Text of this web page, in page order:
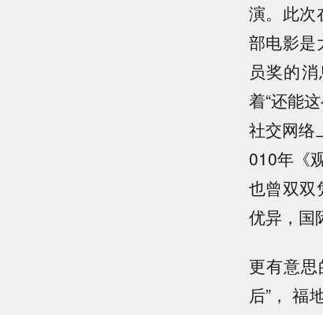
演。此次
部电影是
员奖的
着“还能
社交网络
010年《
也曾双双
优异，国
更有意
后”， 福